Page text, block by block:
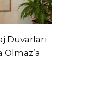
Duvarları